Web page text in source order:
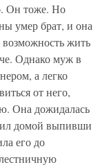
Он тоже. Но
умер брат, и она
возможность жить
Однако муж в
а легко
от него,
Она дожидалась
домой выпивши
его до